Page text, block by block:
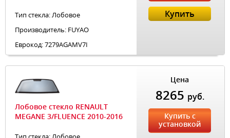
Тип стекла: Лобовое
Производитель: FUYAO
Еврокод: 7279AGAMV7I
Купить
Лобовое стекло RENAULT
MEGANE 3/FLUENCE 2010-2016
Цена
8265 руб.
Купить с
установкой